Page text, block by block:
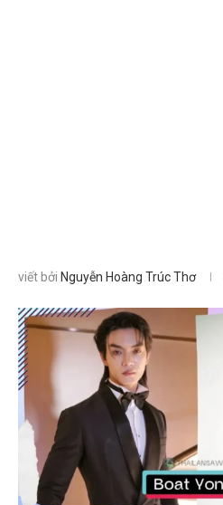
viết bởi Nguyễn Hoàng Trúc Thơ